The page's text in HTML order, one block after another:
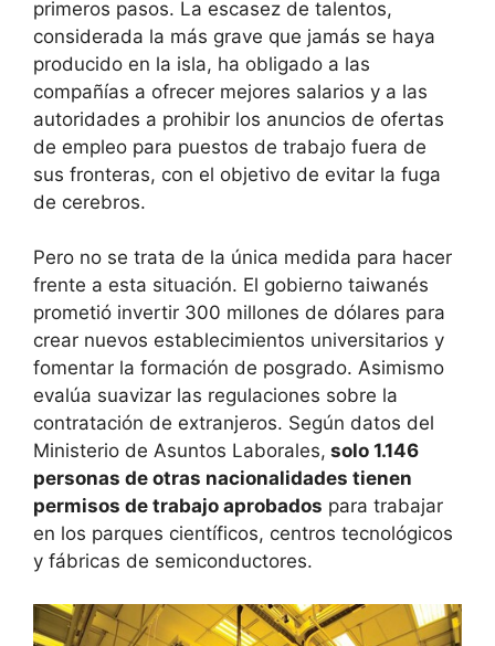
primeros pasos. La escasez de talentos,
considerada la más grave que jamás se haya
producido en la isla, ha obligado a las
compañías a ofrecer mejores salarios y a las
autoridades a prohibir los anuncios de ofertas
de empleo para puestos de trabajo fuera de
sus fronteras, con el objetivo de evitar la fuga
de cerebros.
Pero no se trata de la única medida para hacer
frente a esta situación. El gobierno taiwanés
prometió invertir 300 millones de dólares para
crear nuevos establecimientos universitarios y
fomentar la formación de posgrado. Asimismo
evalúa suavizar las regulaciones sobre la
contratación de extranjeros. Según datos del
Ministerio de Asuntos Laborales, solo 1.146
personas de otras nacionalidades tienen
permisos de trabajo aprobados para trabajar
en los parques científicos, centros tecnológicos
y fábricas de semiconductores.